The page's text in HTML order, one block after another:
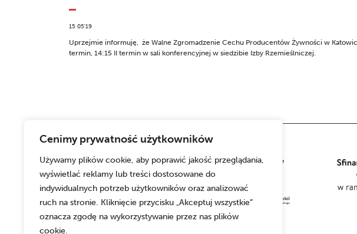
Cenimy prywatność użytkowników
Używamy plików cookie, aby poprawić jakość przeglądania,
wyświetlać reklamy lub treści dostosowane do
indywidualnych potrzeb użytkowników oraz analizować
ruch na stronie. Kliknięcie przycisku „Akceptuj wszystkie”
oznacza zgodę na wykorzystywanie przez nas plików
cookie.
15 05'19
Uprzejmie informuję, że Walne Zgromadzenie Cechu Producentów Żywności w
termin, 14:15 II termin w sali konferencyjnej w siedzibie Izby Rzemieślniczej.